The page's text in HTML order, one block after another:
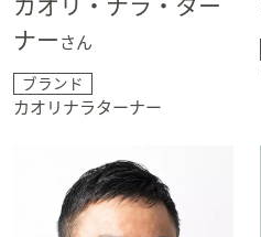
ナー さん
ブランド
カオリナラターナー